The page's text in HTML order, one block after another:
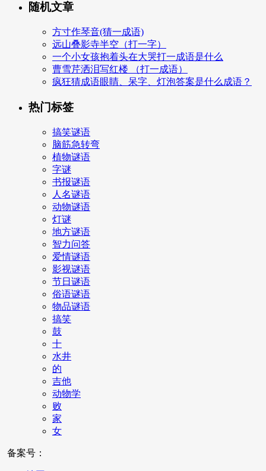
随机文章
方寸作琴音(猜一成语)
远山叠影寺半空（打一字）
一个小女孩抱着头在大哭打一成语是什么
曹雪芹洒泪写红楼 （打一成语）
疯狂猜成语眼睛、呆字、灯泡答案是什么成语？
热门标签
搞笑谜语
脑筋急转弯
植物谜语
字谜
书报谜语
人名谜语
动物谜语
灯谜
地方谜语
智力问答
爱情谜语
影视谜语
节日谜语
俗语谜语
物品谜语
搞笑
鼓
十
水井
的
吉他
动物学
败
家
女
备案号：